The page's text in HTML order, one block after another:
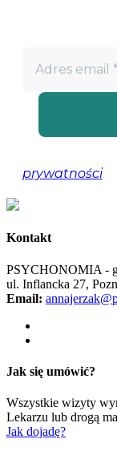
prywatności,
Kontakt
PSYCHONOMIA -
ul. Inflancka 27,
Email:
Jak się umówić?
Wszystkie wizyty
Lekarzu lub drogą
Jak dojadę?